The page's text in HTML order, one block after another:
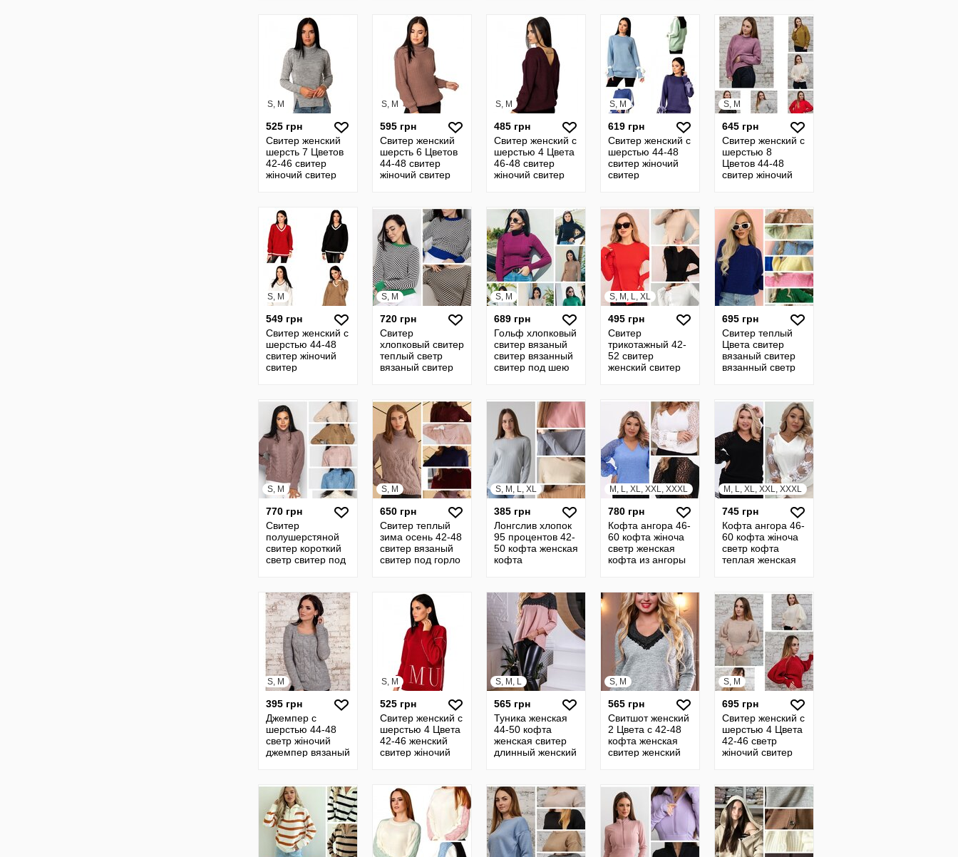
кофта 4
кофта женская 4
S, M
525 грн
Свитер женский
шерсть 7 Цветов
42-46 свитер
жіночий свитер
кофта женская 4
S, M
595 грн
Свитер женский
шерсть 6 Цветов
44-48 свитер
жіночий свитер
кофта женская 4
S, M
485 грн
Свитер женский с
шерстью 4 Цвета
46-48 свитер
жіночий свитер
кофта 4
S, M
619 грн
Свитер женский с
шерстью 44-48
свитер жіночий
свитер
кофта 4
S, M
645 грн
Свитер женский с
шерстью 8
Цветов 44-48
свитер жіночий
вязанный кофта
S, M
549 грн
Свитер женский с
шерстью 44-48
свитер жіночий
свитер
кофта женская 4
S, M
720 грн
Свитер
хлопковый свитер
теплый светр
вязаный свитер
вязанный кофта
30
S, M
689 грн
Гольф хлопковый
свитер вязаный
свитер вязанный
свитер под шею
30
S, M, L, XL
495 грн
Свитер
трикотажный 42-
52 свитер
женский свитер
695 грн
Свитер теплый
Цвета свитер
вязаный свитер
вязанный светр
S, M
770 грн
Свитер
полушерстяной
свитер короткий
светр свитер под
кофта 30
S, M
650 грн
Свитер теплый
зима осень 42-48
свитер вязаный
свитер под горло
S, M, L, XL
385 грн
Лонгслив хлопок
95 процентов 42-
50 кофта женская
кофта
свитер светр 29
M, L, XL, XXL, XXXL
780 грн
Кофта ангора 46-
60 кофта жіноча
светр женская
кофта из ангоры
M, L, XL, XXL, XXXL
745 грн
Кофта ангора 46-
60 кофта жіноча
светр кофта
теплая женская
16
S, M
395 грн
Джемпер с
шерстью 44-48
светр жіночий
джемпер вязаный
S, M
525 грн
Свитер женский с
шерстью 4 Цвета
42-46 женский
свитер жіночий
S, M, L
565 грн
Туника женская
44-50 кофта
женская свитер
длинный женский
S, M
565 грн
Свитшот женский
2 Цвета с 42-48
кофта женская
свитер женский
S, M
695 грн
Свитер женский с
шерстью 4 Цвета
42-46 светр
жіночий свитер
4